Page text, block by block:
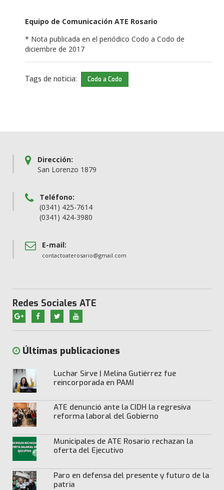
Equipo de Comunicación ATE Rosario
* Nota publicada en el periódico Codo a Codo de
diciembre de 2017
Tags de noticia: Codo a Codo
Dirección:
San Lorenzo 1879
Teléfono:
(0341) 425-7614
(0341) 424-3980
E-mail:
contactoaterosario@gmail.com
Redes Sociales ATE
Últimas publicaciones
Luchar Sirve | Melina Gutiérrez fue
reincorporada en PAMI
ATE denunció ante la CIDH la regresiva
reforma laboral del Gobierno
Municipales de ATE Rosario rechazan la
oferta del Ejecutivo
Paro en defensa del presente y futuro de la
patria